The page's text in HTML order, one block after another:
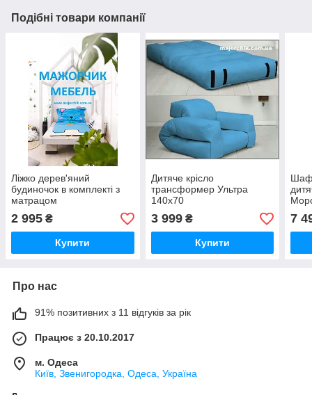
Подібні товари компанії
Ліжко дерев'яний
будиночок в комплекті з
матрацом
2 995 ₴
Купити
Дитяче крісло
трансформер Ультра
140х70
3 999₴
Купити
7
Про нас
91% позитивних з 11 відгуків за рік
Працює з 20.10.2017
м. Одеса
Київ, Звенигородка, Одеса, Україна